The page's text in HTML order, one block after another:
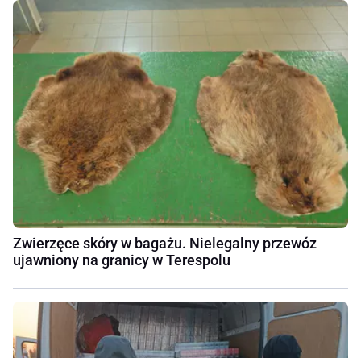
Zwierzęce skóry w bagażu. Nielegalny przewóz
ujawniony na granicy w Terespolu